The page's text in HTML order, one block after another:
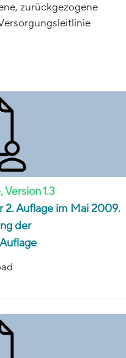
zurückgezogene
1.3
2. Auflage im Mai 2009.
der